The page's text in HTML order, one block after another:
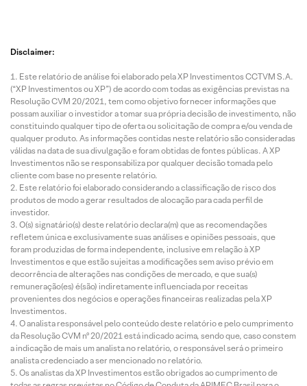
Disclaimer:
Este relatório de análise foi elaborado pela XP Investimentos CCTVM S.A.
(“XP Investimentos ou XP”) de acordo com todas as exigências previstas na
Resolução CVM 20/2021, tem como objetivo fornecer informações que
possam auxiliar o investidor a tomar sua própria decisão de investimento, não
constituindo qualquer tipo de oferta ou solicitação de compra e/ou venda de
qualquer produto. As informações contidas neste relatório são consideradas
válidas na data de sua divulgação e foram obtidas de fontes públicas. A XP
Investimentos não se responsabiliza por qualquer decisão tomada pelo
cliente com base no presente relatório.
Este relatório foi elaborado considerando a classificação de risco dos
produtos de modo a gerar resultados de alocação para cada perfil de
investidor.
O(s) signatário(s) deste relatório declara(m) que as recomendações
refletem única e exclusivamente suas análises e opiniões pessoais, que
foram produzidas de forma independente, inclusive em relação à XP
Investimentos e que estão sujeitas a modificações sem aviso prévio em
decorrência de alterações nas condições de mercado, e que sua(s)
remuneração(es) é(são) indiretamente influenciada por receitas
provenientes dos negócios e operações financeiras realizadas pela XP
Investimentos.
O analista responsável pelo conteúdo deste relatório e pelo cumprimento
da Resolução CVM nº 20/2021 está indicado acima, sendo que, caso constem
a indicação de mais um analista no relatório, o responsável será o primeiro
analista credenciado a ser mencionado no relatório.
Os analistas da XP Investimentos estão obrigados ao cumprimento de